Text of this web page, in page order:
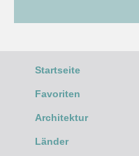
Startseite
Favoriten
Architektur
Länder